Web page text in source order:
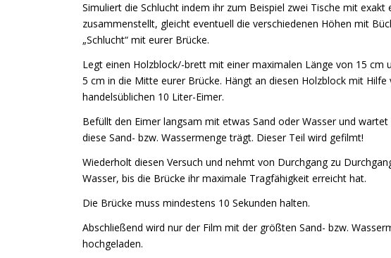
Simuliert die Schlucht indem ihr zum Beispiel zwei Tische mit exakt
zusammenstellt, gleicht eventuell die verschiedenen Höhen mit
„Schlucht“ mit eurer Brücke.
Legt einen Holzblock/-brett mit einer maximalen Länge von 15 cm
5 cm in die Mitte eurer Brücke. Hängt an diesen Holzblock mit Hilfe
handelsüblichen 10 Liter-Eimer.
Befüllt den Eimer langsam mit etwas Sand oder Wasser und
diese Sand- bzw. Wassermenge trägt. Dieser Teil wird gefilmt!
Wiederholt diesen Versuch und nehmt von Durchgang zu
Wasser, bis die Brücke ihr maximale Tragfähigkeit erreicht hat.
Die Brücke muss mindestens 10 Sekunden halten.
Abschließend wird nur der Film mit der größten Sand- bzw.
hochgeladen.